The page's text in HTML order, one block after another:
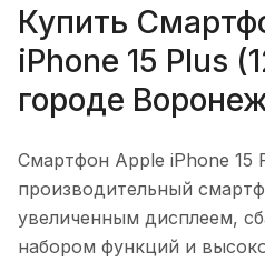
Купить
iPhone 15 Plus
городе
Смартфон Apple iPhone 15
производительный
увеличенным дисплеем,
набором функций и